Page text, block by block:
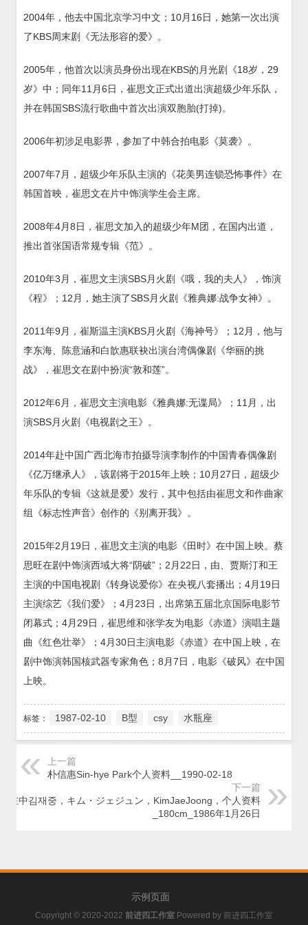
2004年，他去中国北京学习中文；10月16日，她第一次出演
了KBS周末剧《无法形容的爱》。
2005年，他首次以演员身份出现在KBS的月光剧《18岁，29
岁》中；同年11月6日，崔思文正式出道出演超级少年乐队，
并在韩国SBS流行歌曲中首次出演双胞胎(打掉)。
2006年初涉足电影界，参加了中韩合拍电影《莫袭》。
2007年7月，超级少年乐队主演的《花美男连锁恐怖事件》在
韩国首映，崔思文在片中饰演学生会主席。
2008年4月8日，崔思文加入的超级少年M团，在国内出道，
推出首张国语常规专辑《范》。
2010年3月，崔思文主演SBS月火剧《哦，我的夫人》，饰演
《程》；12月，她主演了SBS月火剧《雅典娜:战争女神》。
2011年9月，崔斯温主演KBS月火剧《海神号》；12月，他与
李东海、陈意涵和白歆惠联袂出演台湾偶像剧《华丽的挑
战》，崔思文在剧中扮演“敦和莲”。
2012年6月，崔思文主演电影《雅典娜:无谍局》；11月，出
演SBS月火剧《电视剧之王》。
2014年赴中国广西北海市拍摄导演李制作的中国青春偶像剧
《亿万继承人》，该剧将于2015年上映；10月27日，超级少
年乐队的专辑《这就是爱》发行，其中包括由崔思文和作曲家
组《标志性声音》创作的《别离开我》。
2015年2月19日，崔思文主演的电影《田时》在中国上映。蔡
思旺在剧中饰演西域大将“阴破”；2月22日，由、贾斯汀和王
主演的中国电视剧《转身说爱你》在央视八套播出；4月19日
主演综艺《我们爱》；4月23日，出席第五届北京国际电影节
闭幕式；4月29日，崔思维和张学友为电影《赤道》演唱主题
曲《红色壮举》；4月30日主演电影《赤道》在中国上映，在
剧中饰演韩国核武器专家角色；8月7日，电影《破风》在中国
上映。
标签： 1987-02-10 B型 csy 水瓶座
上一篇
朴信惠Sin-hye Park个人资料__1990-02-18
下一篇
金在中김재중，キム・ジェジュン，KimJaeJoong，个人资料
_180cm_1986年1月26日
示例页面
Copyright © 2020-2022 前进四工作室 Powered by 前进四工作室